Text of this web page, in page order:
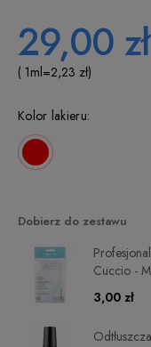
29,00 zł
( 1ml=2,23 zł)
Kolor lakieru:
Dobierz do zestawu
Cuccio -
3,00 zł